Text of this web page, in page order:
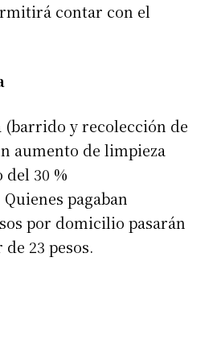
*
contar con el
(barrido y recolección de
aumento de limpieza
30 %
pagaban
por domicilio pasarán
23 pesos.